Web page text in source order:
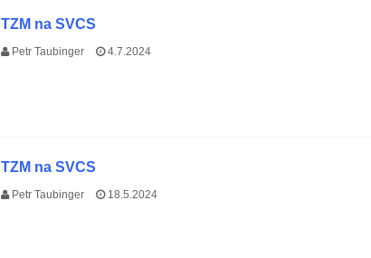
TZM na SVCS
Petr Taubinger 4.7.2024
TZM na SVCS
Petr Taubinger 18.5.2024